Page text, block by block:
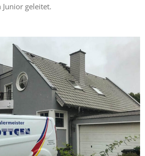
Junior geleitet.